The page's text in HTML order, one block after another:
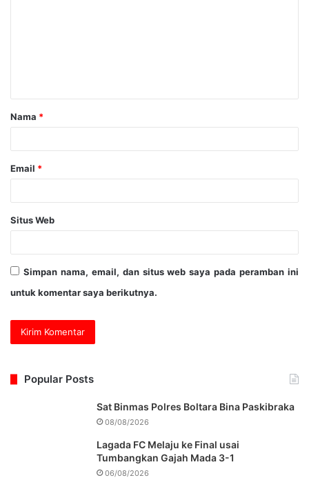
Nama *
Email *
Situs Web
Simpan nama, email, dan situs web saya pada peramban ini
untuk komentar saya berikutnya.
Popular Posts
Sat Binmas Polres Boltara Bina Paskibraka
08/08/2026
Lagada FC Melaju ke Final usai
Tumbangkan Gajah Mada 3-1
06/08/2026